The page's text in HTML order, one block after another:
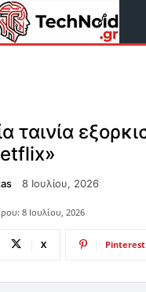
ταινία
8 Ιουλίου, 2026
8 Ιουλίου, 2026
X Pinterest